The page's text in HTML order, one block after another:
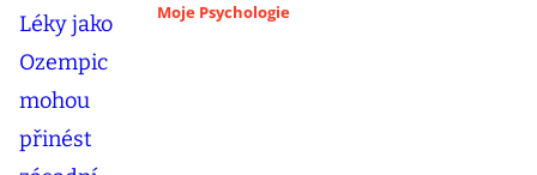
Moje Psychologie